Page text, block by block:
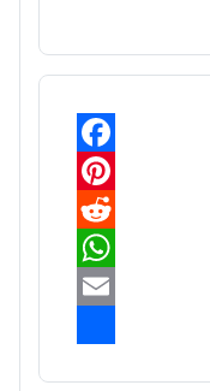
F
a
c
e
P
n
R
eW